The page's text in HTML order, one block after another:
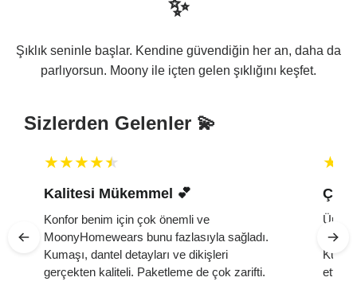
✨
Şıklık seninle başlar. Kendine güvendiğin her an, daha da
parlıyorsun. Moony ile içten gelen şıklığını keşfet.
Sizlerden Gelenler 💫
Kalitesi Mükemmel 💕 ️
Konfor benim için çok önemli ve
MoonyHomewears bunu fazlasıyla sağladı.
Kumaşı, dantel detayları ve dikişleri
gerçekten kaliteli. Paketleme de çok zarifti.
Çok
Ürün
etti.